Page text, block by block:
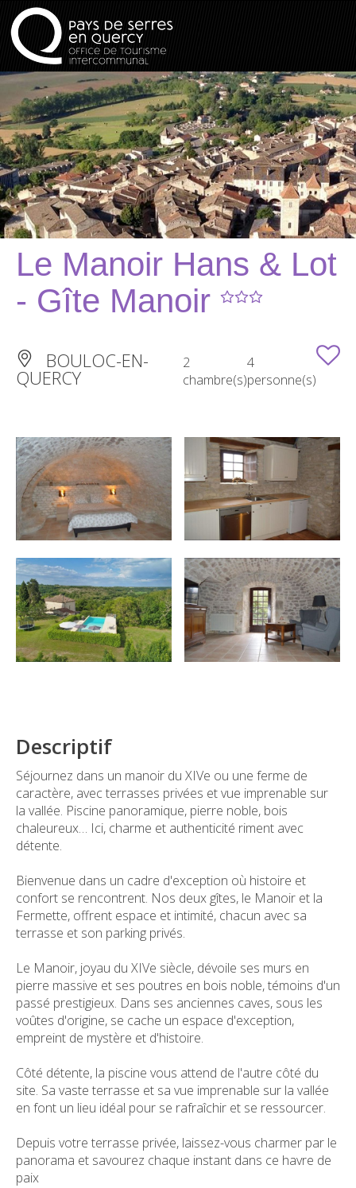
Le Manoir Hans & Lot
- Gîte Manoir
BOULOC-EN-
QUERCY
2
chambre(s)
4
personne(s)
Descriptif
Séjournez dans un manoir du XIVe ou une ferme de
caractère, avec terrasses privées et vue imprenable sur
la vallée. Piscine panoramique, pierre noble, bois
chaleureux… Ici, charme et authenticité riment avec
détente.
Bienvenue dans un cadre d'exception où histoire et
confort se rencontrent. Nos deux gîtes, le Manoir et la
Fermette, offrent espace et intimité, chacun avec sa
terrasse et son parking privés.
Le Manoir, joyau du XIVe siècle, dévoile ses murs en
pierre massive et ses poutres en bois noble, témoins d'un
passé prestigieux. Dans ses anciennes caves, sous les
voûtes d'origine, se cache un espace d'exception,
empreint de mystère et d'histoire.
Côté détente, la piscine vous attend de l'autre côté du
site. Sa vaste terrasse et sa vue imprenable sur la vallée
en font un lieu idéal pour se rafraîchir et se ressourcer.
Depuis votre terrasse privée, laissez-vous charmer par le
panorama et savourez chaque instant dans ce havre de
paix